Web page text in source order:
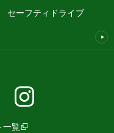
セーフティドライブ
一覧